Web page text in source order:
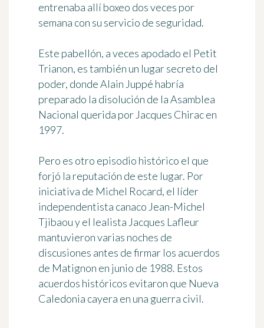
entrenaba allí boxeo dos veces por
semana con su servicio de seguridad.
Este pabellón, a veces apodado el Petit
Trianon, es también un lugar secreto del
poder, donde Alain Juppé habría
preparado la disolución de la Asamblea
Nacional querida por Jacques Chirac en
1997.
Pero es otro episodio histórico el que
forjó la reputación de este lugar. Por
iniciativa de Michel Rocard, el líder
independentista canaco Jean-Michel
Tjibaou y el lealista Jacques Lafleur
mantuvieron varias noches de
discusiones antes de firmar los acuerdos
de Matignon en junio de 1988. Estos
acuerdos históricos evitaron que Nueva
Caledonia cayera en una guerra civil.